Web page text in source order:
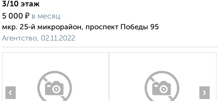
3/10 этаж
5 000 ₽ в месяц
мкр. 25-й микрорайон, проспект Победы 95
Агентство, 02.11.2022
‹ ›